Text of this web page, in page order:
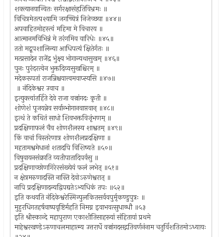
शक्त्यानयान्वितः सर्गरक्षासंहृतिविभ्रमः ॥
विचित्रमेतत्पश्यामि जगच्चित्रं निजेच्छया ॥४४॥
अपवाहितमोहस्त्वं महिमा मे विचारय ॥
आत्मानमविभिन्नं मे तरंगमिव वारिधेः ॥४५॥
ततो मद्रूपशालिन्या आधिपत्यं क्षितेर्गतः ॥
मत्प्रसादेन राजेंद्र भुंक्ष्व भोगान्यथासुखम् ॥४६॥
पुनः पुरंदरत्वेन भुक्तदिव्यसुखश्चिरम् ॥
मदेकरूपतां राजन्निश्चयात्त्वमवाप्स्यसि ॥४७॥
॥ नंदिकेश्वर उवाच ॥
इत्युक्त्वांतर्हिते देवे राजा वज्रांगदः कृती ॥
शोणेशं पूजयन्नेव सर्वान्भोगानवाप्तवान् ॥४८॥
इत्थं ते कथितं साधो शिवभक्तविजृंभणम् ॥
प्रदक्षिणाफलं चैव शोणशैलस्य शाश्वतम् ॥४९॥
किं वाचां विस्तरेणात्र शोणशैलप्रदक्षिणा ॥
महतामश्वमेधानां शतादपि विशिष्यते ॥५०॥
विषुवायनसंक्राति व्यतीपातादिपर्वसु ॥
प्रदक्षिणाच्छोणगिरेरसंख्येयं फलं लभेत् ॥५१॥
न क्षेत्रमरुणादस्ति नास्ति देवोऽरुणेश्वरात् ॥
नापि प्रदक्षिणादन्यद्विपद्यतेऽभ्यधिकं तपः ॥५२॥
इति कथयति नंदिकेश्वरेस्मिन्पुलकितसर्ववपुर्मृकण्डुपुत्रः ॥
मुहुरधिगतहर्षवाष्पवृष्टिर्महति निमग्न इवाभवत्सुधाब्धौ ॥५३
इति श्रीस्कान्दे महापुराण एकाशीतिसाहस्र्यां संहितायां प्रथमे
माहेश्वरखण्डेऽरुणाचलमाहात्म्य उत्तरार्धे वज्रांगदसद्गतिवर्णनंनाम चतुर्विंशतितमोऽध्यायः